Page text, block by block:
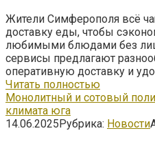
Жители Симферополя всё
доставку еды, чтобы
любимыми блюдами без
сервисы предлагают
оперативную доставку и
Читать полностью
Монолитный и сотовый
климата юга
14.06.2025Рубрика: Новости